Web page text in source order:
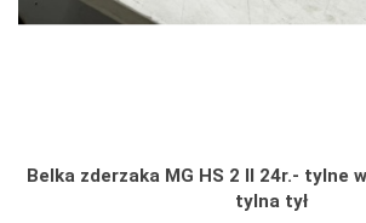
Belka zderzaka MG HS 2 II 24r.- tylne
tylna tył